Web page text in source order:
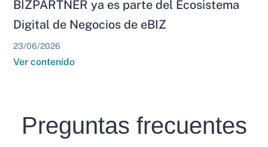
BIZPARTNER ya es parte del Ecosistema
Digital de Negocios de eBIZ
23/06/2026
Ver contenido
Preguntas frecuentes